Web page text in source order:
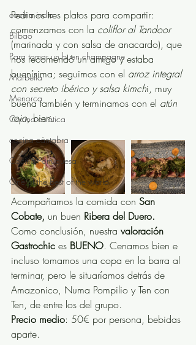
cocina india
Bilbao
Para tomar un buen champagne
Marbella
Menorca
Cocina asiática
cocina cántabra
Cocina Portuguesa
One of the best of the world
Pedimos tres platos para compartir:
comenzamos con la coliflor al Tandoor
(marinada y con salsa de anacardo), que
nos recomendó un amigo y estaba
buenísima; seguimos con el arroz integral
con secreto ibérico y salsa kimchi, muy
buena también y terminamos con el atún
rojo, bien.
Acompañamos la comida con San
Cobate, un buen Ribera del Duero.
Como conclusión, nuestra valoración
Gastrochic es BUENO. Cenamos bien e
incluso tomamos una copa en la barra al
terminar, pero le situaríamos detrás de
Amazonico, Numa Pompilio y Ten con
Ten, de entre los del grupo.
Precio medio: 50€ por persona, bebidas
aparte.